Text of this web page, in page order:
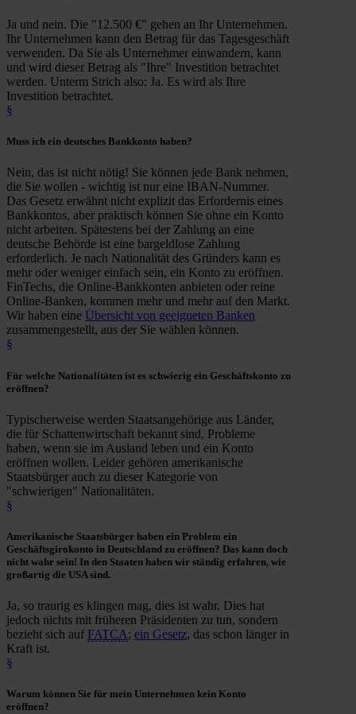
Ja und nein. Die "12.500 €" gehen an Ihr Unternehmen.
Ihr Unternehmen kann den Betrag für das Tagesgeschäft
verwenden. Da Sie als Unternehmer einwandern, kann
und wird dieser Betrag als "Ihre" Investition betrachtet
werden. Unterm Strich also: Ja. Es wird als Ihre
Investition betrachtet.
§
Muss ich ein deutsches Bankkonto haben?
Nein, das ist nicht nötig! Sie können jede Bank nehmen,
die Sie wollen - wichtig ist nur eine IBAN-Nummer.
Das Gesetz erwähnt nicht explizit das Erfordernis eines
Bankkontos, aber praktisch können Sie ohne ein Konto
nicht arbeiten. Spätestens bei der Zahlung an eine
deutsche Behörde ist eine bargeldlose Zahlung
erforderlich. Je nach Nationalität des Gründers kann es
mehr oder weniger einfach sein, ein Konto zu eröffnen.
FinTechs, die Online-Bankkonten anbieten oder reine
Online-Banken, kommen mehr und mehr auf den Markt.
Wir haben eine Übersicht von geeigneten Banken
zusammengestellt, aus der Sie wählen können.
§
Für welche Nationalitäten ist es schwierig ein Geschäftskonto zu
eröffnen?
Typischerweise werden Staatsangehörige aus Länder,
die für Schattenwirtschaft bekannt sind, Probleme
haben, wenn sie im Ausland leben und ein Konto
eröffnen wollen. Leider gehören amerikanische
Staatsbürger auch zu dieser Kategorie von
"schwierigen" Nationalitäten.
§
Amerikanische Staatsbürger haben ein Problem ein
Geschäftsgirokonto in Deutschland zu eröffnen? Das kann doch
nicht wahr sein! In den Staaten haben wir ständig erfahren, wie
großartig die USA sind.
Ja, so traurig es klingen mag, dies ist wahr. Dies hat
jedoch nichts mit früheren Präsidenten zu tun, sondern
bezieht sich auf FATCA; ein Gesetz, das schon länger in
Kraft ist.
§
Warum können Sie für mein Unternehmen kein Konto
eröffnen?